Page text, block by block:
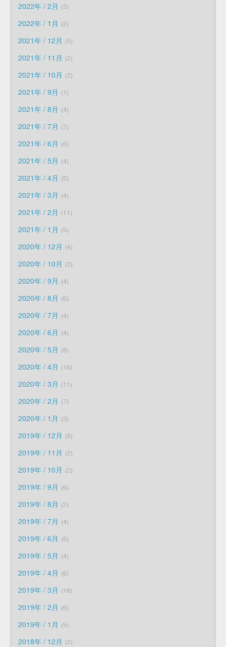
2022年 / 2月 3
2022年 / 1月 2
2021年 / 12月 5
2021年 / 11月 2
2021年 / 10月 2
2021年 / 9月 1
2021年 / 8月 4
2021年 / 7月 7
2021年 / 6月 6
2021年 / 5月 4
2021年 / 4月 5
2021年 / 3月 4
2021年 / 2月 11
2021年 / 1月 5
2020年 / 12月 4
2020年 / 10月 2
2020年 / 9月 4
2020年 / 8月 6
2020年 / 7月 4
2020年 / 6月 4
2020年 / 5月 8
2020年 / 4月 16
2020年 / 3月 11
2020年 / 2月 7
2020年 / 1月 3
2019年 / 12月 8
2019年 / 11月 2
2019年 / 10月 2
2019年 / 9月 6
2019年 / 8月 2
2019年 / 7月 4
2019年 / 6月 6
2019年 / 5月 4
2019年 / 4月 6
2019年 / 3月 18
2019年 / 2月 6
2019年 / 1月 5
2018年 / 12月 2